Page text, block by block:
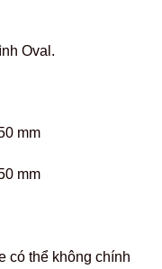
Oval.
mm
mm
có thể không chính